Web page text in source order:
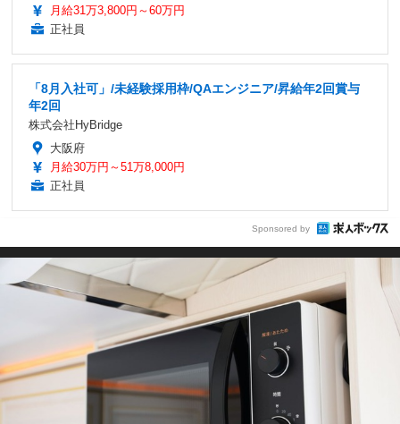
月給31万3,800円～60万円
正社員
「8月入社可」/未経験採用枠/QAエンジニア/昇給年2回賞与
年2回
株式会社HyBridge
大阪府
月給30万円～51万8,000円
正社員
Sponsored by